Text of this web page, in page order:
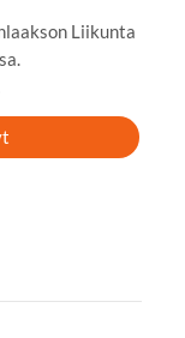
Liikunta